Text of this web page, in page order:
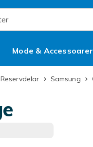
Mode & Accessoarer
Reservdelar Samsung